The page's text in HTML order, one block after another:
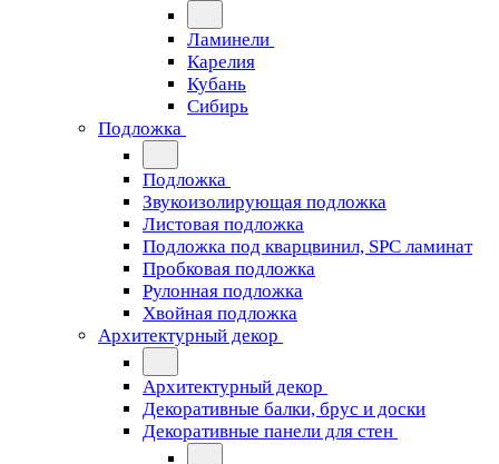
Ламинели
Карелия
Кубань
Сибирь
Подложка
Подложка
Звукоизолирующая подложка
Листовая подложка
Подложка под кварцвинил, SPC ламинат
Пробковая подложка
Рулонная подложка
Хвойная подложка
Архитектурный декор
Архитектурный декор
Декоративные балки, брус и доски
Декоративные панели для стен